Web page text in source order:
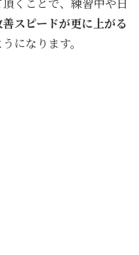
くことで、練習中や日
スピードが更に上がる
になります。